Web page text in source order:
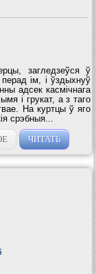
загледзеўся ў
перад iм, i ўздыхнуў
адсек касмiчнага
i грукат, а з таго
На куртцы ў яго
срэбныя...
ЧИТАТЬ